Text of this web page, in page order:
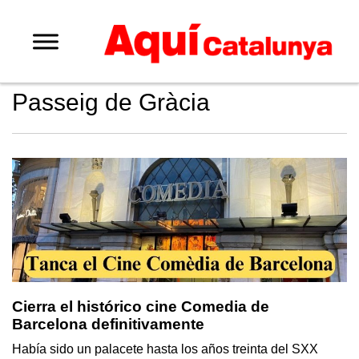
Passeig de Gràcia
Cierra el histórico cine Comedia de
Barcelona definitivamente
Había sido un palacete hasta los años treinta del SXX